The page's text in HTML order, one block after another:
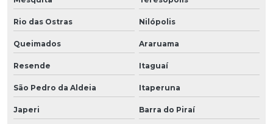
Rio das Ostras Nilópolis
Queimados Araruama
Resende Itaguaí
São Pedro da Aldeia Itaperuna
Japeri Barra do Piraí